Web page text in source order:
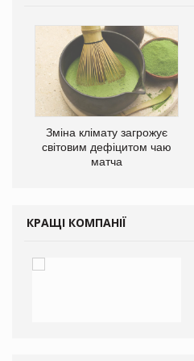
Зміна клімату загрожує
світовим дефіцитом чаю
матча
КРАЩІ КОМПАНІЇ